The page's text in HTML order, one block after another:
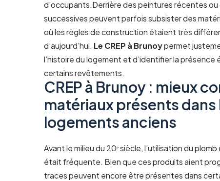
d’occupants.Derrière des peintures récentes
successives peuvent parfois subsister des
où les règles de construction étaient très
d’aujourd’hui. Le CREP à Brunoypermet
l’histoire du logement et d’identifier la présence
certains revêtements.
CREP à Brunoy : mieux
matériaux présents dans
logements anciens
Avant le milieu du 20ᵉ siècle, l’utilisation du
était fréquente. Bien que ces produits aient
traces peuvent encore être présentes dans